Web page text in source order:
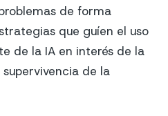
de forma
que guíen el uso
de la IA en interés de la
de la